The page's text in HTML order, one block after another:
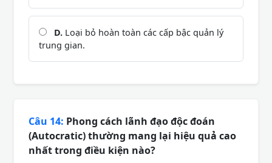
D. Loại bỏ hoàn toàn các cấp bậc quản lý
trung gian.
Câu 14: Phong cách lãnh đạo độc đoán
(Autocratic) thường mang lại hiệu quả cao
nhất trong điều kiện nào?